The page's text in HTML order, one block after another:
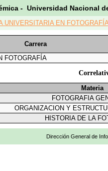
- Universidad Nacional
UNIVERSITARIA EN
Carrera
FOTOGRAFÍA
Materia
FOTOGRAFIA
ORGANIZACION Y
HISTORIA DE LA
Dirección General de